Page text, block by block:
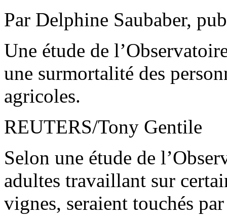
Par Delphine Saubaber,
Une étude de
une surmortalité des
agricoles.
REUTERS/Tony Gentile
Selon une étude de
adultes travaillant sur
vignes, seraient touchés